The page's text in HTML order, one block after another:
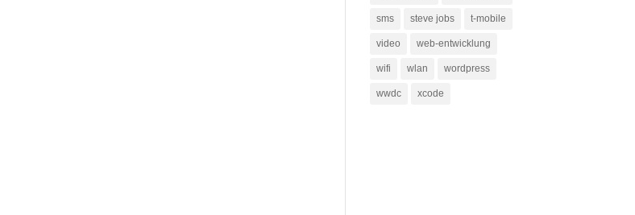
sms steve jobs t-mobile
video web-entwicklung
wifi wlan wordpress
wwdc xcode